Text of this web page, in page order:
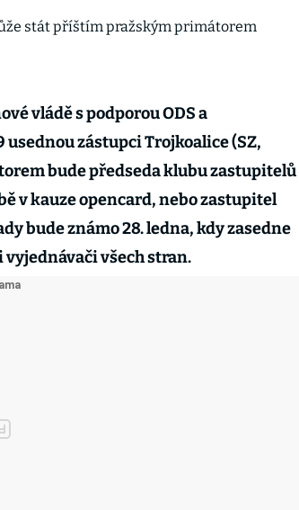
vládě s podporou ODS a
usednou zástupci Trojkoalice (SZ,
bude předseda klubu zastupitelů
v kauze opencard, nebo zastupitel
bude známo 28. ledna, kdy zasedne
všech stran.